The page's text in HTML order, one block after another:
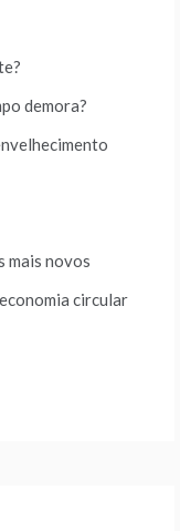
demora?
mais novos
circular